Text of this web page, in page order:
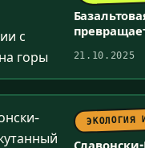
21.10.2025
ЭКОЛОГИЯ